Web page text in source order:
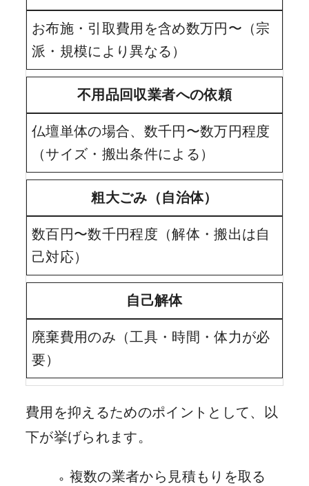
お布施・引取費用を含め数万円〜（宗
派・規模により異なる）
不用品回収業者への依頼
仏壇単体の場合、数千円〜数万円程度
（サイズ・搬出条件による）
粗大ごみ（自治体）
数百円〜数千円程度（解体・搬出は自
己対応）
自己解体
廃棄費用のみ（工具・時間・体力が必
要）
費用を抑えるためのポイントとして、以
下が挙げられます。
複数の業者から見積もりを取る